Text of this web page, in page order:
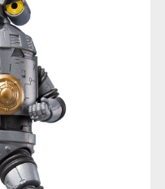
ーズ
ズ
ょん
ル